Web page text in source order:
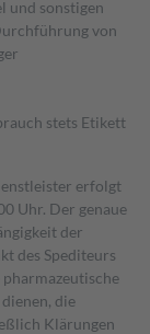
und sonstigen
von
stets Etikett
erfolgt
Uhr. Der genaue
der
des Spediteurs
die
Klärungen